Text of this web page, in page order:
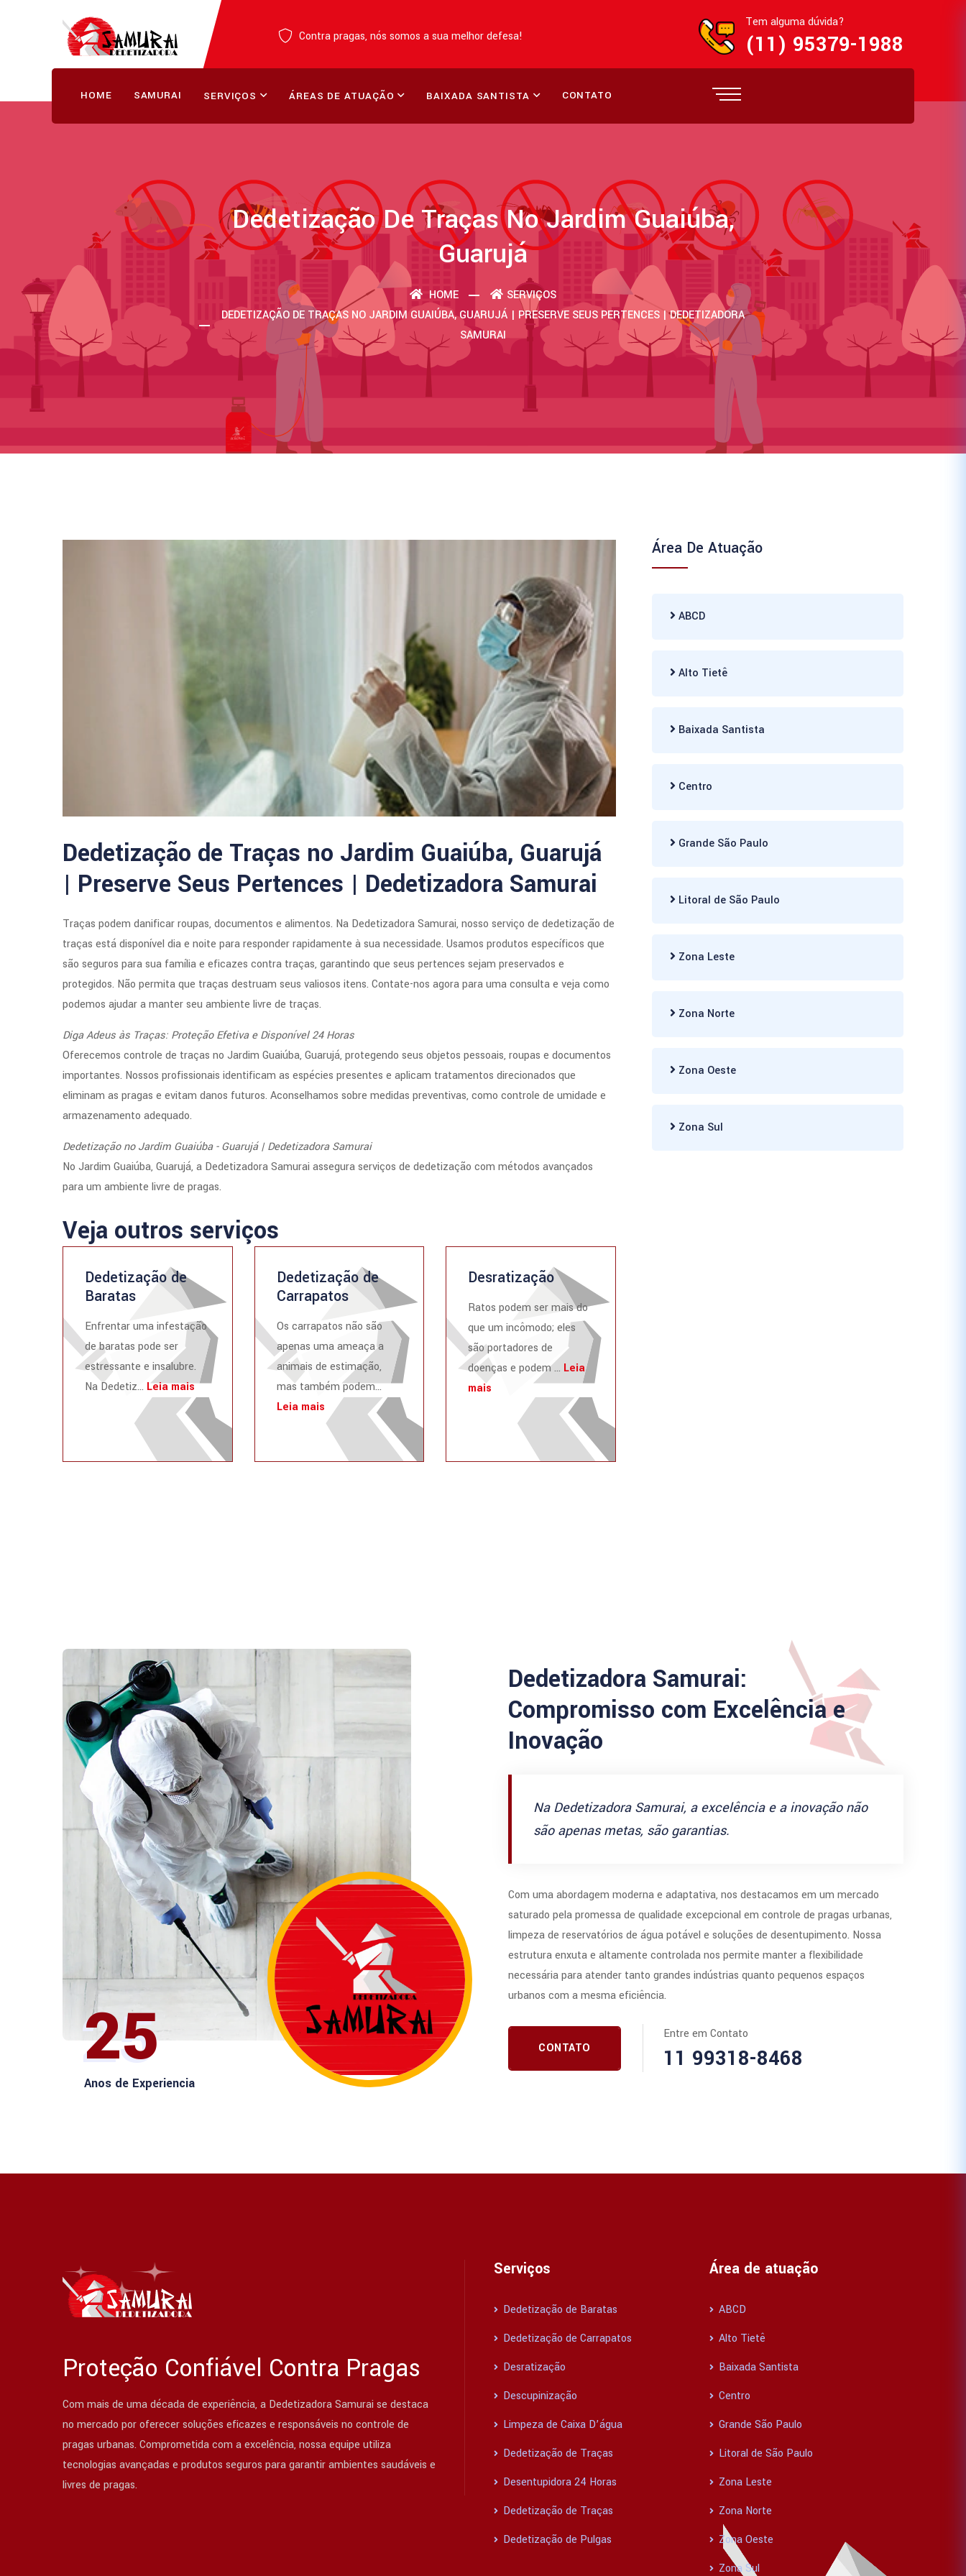
Contra pragas, nós somos a sua melhor defesa!
Tem alguma dúvida?
(11) 95379-1988
HOME SAMURAI SERVIÇOS ÁREAS DE ATUAÇÃO BAIXADA SANTISTA CONTATO
Dedetização De Traças No Jardim Guaiúba,
Guarujá
HOME
SERVIÇOS
DEDETIZAÇÃO DE TRAÇAS NO JARDIM GUAIÚBA, GUARUJÁ | PRESERVE SEUS PERTENCES | DEDETIZADORA
SAMURAI
Dedetização de Traças no Jardim Guaiúba, Guarujá
| Preserve Seus Pertences | Dedetizadora Samurai
Traças podem danificar roupas, documentos e alimentos. Na Dedetizadora Samurai, nosso serviço de dedetização de
traças está disponível dia e noite para responder rapidamente à sua necessidade. Usamos produtos específicos que
são seguros para sua família e eficazes contra traças, garantindo que seus pertences sejam preservados e
protegidos. Não permita que traças destruam seus valiosos itens. Contate-nos agora para uma consulta e veja como
podemos ajudar a manter seu ambiente livre de traças.
Diga Adeus às Traças: Proteção Efetiva e Disponível 24 Horas
Oferecemos controle de traças no Jardim Guaiúba, Guarujá, protegendo seus objetos pessoais, roupas e documentos
importantes. Nossos profissionais identificam as espécies presentes e aplicam tratamentos direcionados que
eliminam as pragas e evitam danos futuros. Aconselhamos sobre medidas preventivas, como controle de umidade e
armazenamento adequado.
Dedetização no Jardim Guaiúba - Guarujá | Dedetizadora Samurai
No Jardim Guaiúba, Guarujá, a Dedetizadora Samurai assegura serviços de dedetização com métodos avançados
para um ambiente livre de pragas.
Veja outros serviços
Dedetização de
Baratas
Enfrentar uma infestação
de baratas pode ser
estressante e insalubre.
Na Dedetiz... Leia mais
Dedetização de
Carrapatos
Os carrapatos não são
apenas uma ameaça a
animais de estimação,
mas também podem...
Leia mais
Desratização
Ratos podem ser mais do
que um incômodo; eles
são portadores de
doenças e podem ... Leia
mais
Área De Atuação
ABCD
Alto Tietê
Baixada Santista
Centro
Grande São Paulo
Litoral de São Paulo
Zona Leste
Zona Norte
Zona Oeste
Zona Sul
25
Anos de Experiencia
Dedetizadora Samurai:
Compromisso com Excelência e
Inovação
Na Dedetizadora Samurai, a excelência e a inovação não
são apenas metas, são garantias.
Com uma abordagem moderna e adaptativa, nos destacamos em um mercado
saturado pela promessa de qualidade excepcional em controle de pragas urbanas,
limpeza de reservatórios de água potável e soluções de desentupimento. Nossa
estrutura enxuta e altamente controlada nos permite manter a flexibilidade
necessária para atender tanto grandes indústrias quanto pequenos espaços
urbanos com a mesma eficiência.
CONTATO
Entre em Contato
11 99318-8468
Proteção Confiável Contra Pragas
Com mais de uma década de experiência, a Dedetizadora Samurai se destaca
no mercado por oferecer soluções eficazes e responsáveis no controle de
pragas urbanas. Comprometida com a excelência, nossa equipe utiliza
tecnologias avançadas e produtos seguros para garantir ambientes saudáveis e
livres de pragas.
Serviços
Dedetização de Baratas
Dedetização de Carrapatos
Desratização
Descupinização
Limpeza de Caixa D’água
Dedetização de Traças
Desentupidora 24 Horas
Dedetização de Traças
Dedetização de Pulgas
Área de atuação
ABCD
Alto Tietê
Baixada Santista
Centro
Grande São Paulo
Litoral de São Paulo
Zona Leste
Zona Norte
Zona Oeste
Zona Sul